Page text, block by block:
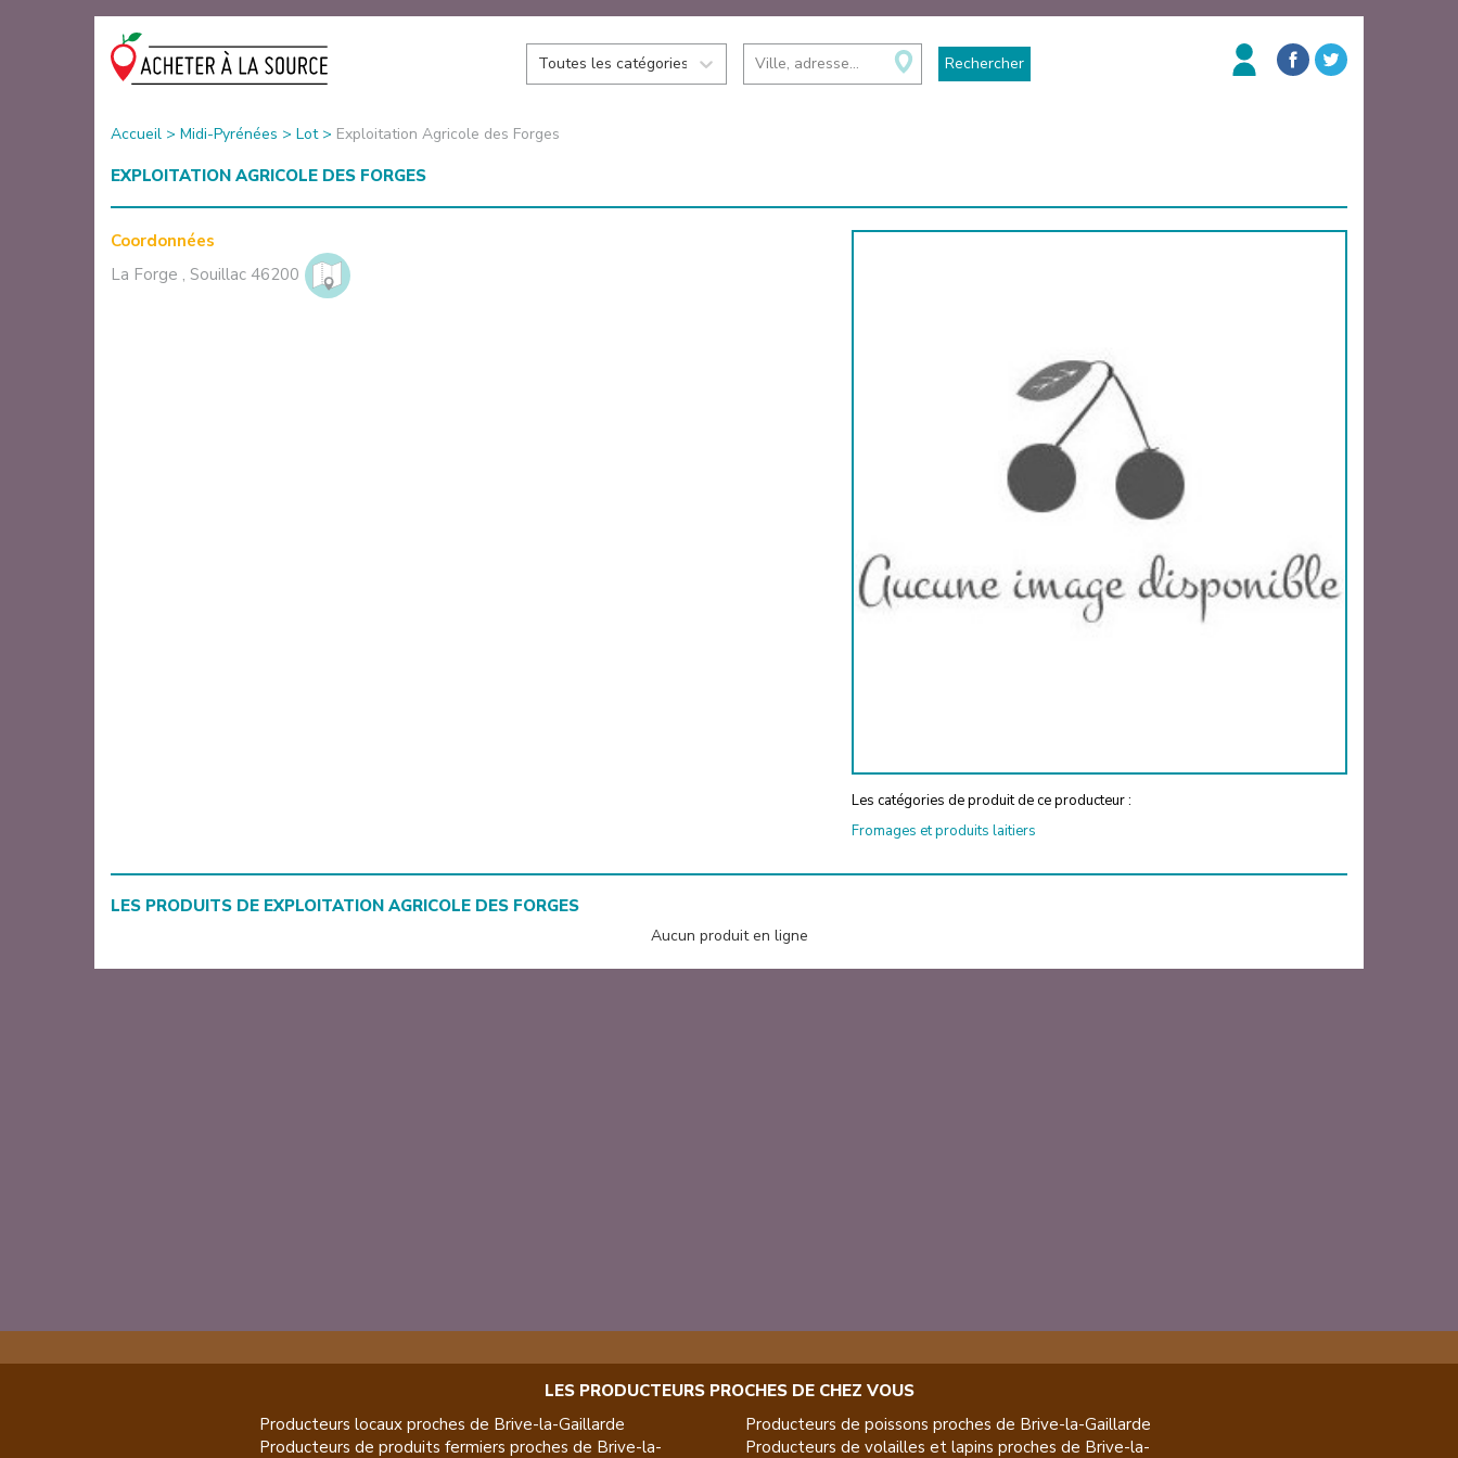
Toutes les catégories Ville, adresse... Rechercher
Accueil > Midi-Pyrénées > Lot> Exploitation Agricole des Forges
EXPLOITATION AGRICOLE DES FORGES
Coordonnées
La Forge , Souillac 46200
Les catégories de produit de ce producteur :
Fromages et produits laitiers
LES PRODUITS DE EXPLOITATION AGRICOLE DES FORGES
Aucun produit en ligne
LES PRODUCTEURS PROCHES DE CHEZ VOUS
Producteurs locaux proches de Brive-la-Gaillarde
Producteurs de produits fermiers proches de Brive-la-
Producteurs de poissons proches de Brive-la-Gaillarde
Producteurs de volailles et lapins proches de Brive-la-